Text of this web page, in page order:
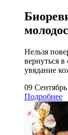
Нельзя
вернуться
увядание
09
Подробнее